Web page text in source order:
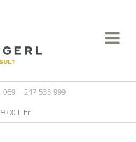
– 247 535 999
Uhr